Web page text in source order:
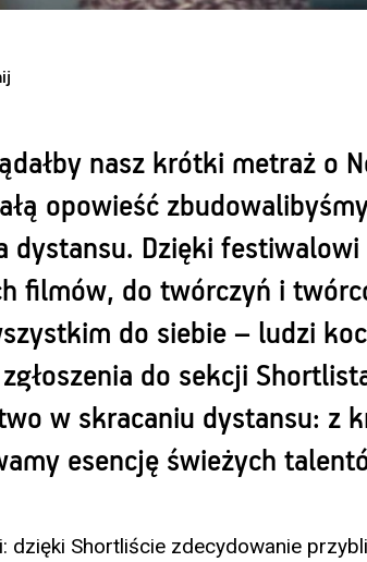
nasz krótki metraż o
opowieść
dystansu. Dzięki
filmów, do twórczyń i
do siebie – ludzi
do sekcji
w skracaniu dystansu: z
esencję świeżych
dzięki Shortliście zdecydowanie